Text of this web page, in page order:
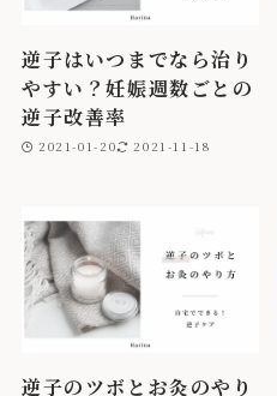
逆子はいつまでなら治り
やすい？妊娠週数ごとの
逆子改善率
2021-01-20 2021-11-18
逆子のツボとお灸のやり